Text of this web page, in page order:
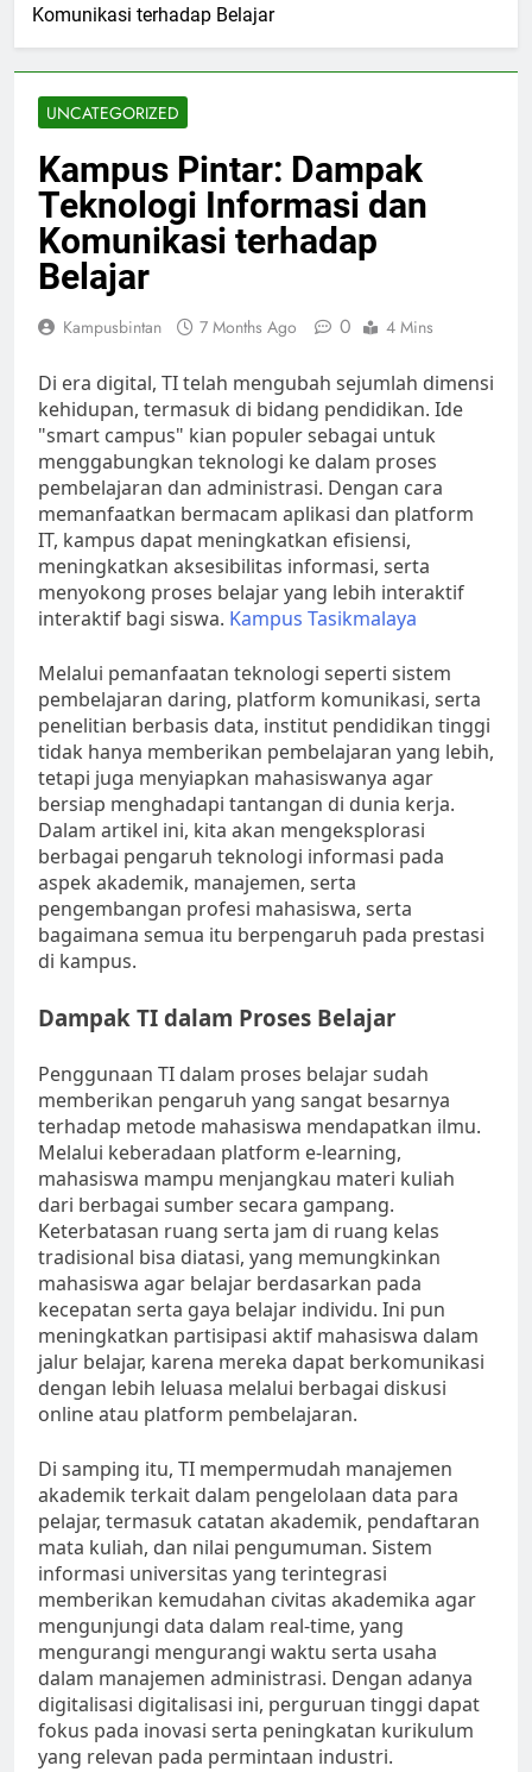
Komunikasi terhadap Belajar
UNCATEGORIZED
Kampus Pintar: Dampak
Teknologi Informasi dan
Komunikasi terhadap
Belajar
Kampusbintan 7 Months Ago 0 4 Mins
Di era digital, TI telah mengubah sejumlah dimensi
kehidupan, termasuk di bidang pendidikan. Ide
"smart campus" kian populer sebagai untuk
menggabungkan teknologi ke dalam proses
pembelajaran dan administrasi. Dengan cara
memanfaatkan bermacam aplikasi dan platform
IT, kampus dapat meningkatkan efisiensi,
meningkatkan aksesibilitas informasi, serta
menyokong proses belajar yang lebih interaktif
interaktif bagi siswa. Kampus Tasikmalaya
Melalui pemanfaatan teknologi seperti sistem
pembelajaran daring, platform komunikasi, serta
penelitian berbasis data, institut pendidikan tinggi
tidak hanya memberikan pembelajaran yang lebih,
tetapi juga menyiapkan mahasiswanya agar
bersiap menghadapi tantangan di dunia kerja.
Dalam artikel ini, kita akan mengeksplorasi
berbagai pengaruh teknologi informasi pada
aspek akademik, manajemen, serta
pengembangan profesi mahasiswa, serta
bagaimana semua itu berpengaruh pada prestasi
di kampus.
Dampak TI dalam Proses Belajar
Penggunaan TI dalam proses belajar sudah
memberikan pengaruh yang sangat besarnya
terhadap metode mahasiswa mendapatkan ilmu.
Melalui keberadaan platform e-learning,
mahasiswa mampu menjangkau materi kuliah
dari berbagai sumber secara gampang.
Keterbatasan ruang serta jam di ruang kelas
tradisional bisa diatasi, yang memungkinkan
mahasiswa agar belajar berdasarkan pada
kecepatan serta gaya belajar individu. Ini pun
meningkatkan partisipasi aktif mahasiswa dalam
jalur belajar, karena mereka dapat berkomunikasi
dengan lebih leluasa melalui berbagai diskusi
online atau platform pembelajaran.
Di samping itu, TI mempermudah manajemen
akademik terkait dalam pengelolaan data para
pelajar, termasuk catatan akademik, pendaftaran
mata kuliah, dan nilai pengumuman. Sistem
informasi universitas yang terintegrasi
memberikan kemudahan civitas akademika agar
mengunjungi data dalam real-time, yang
mengurangi mengurangi waktu serta usaha
dalam manajemen administrasi. Dengan adanya
digitalisasi digitalisasi ini, perguruan tinggi dapat
fokus pada inovasi serta peningkatan kurikulum
yang relevan pada permintaan industri.